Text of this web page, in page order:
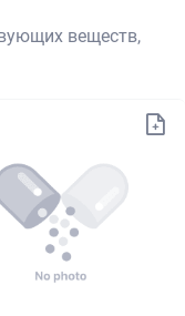
веществ,